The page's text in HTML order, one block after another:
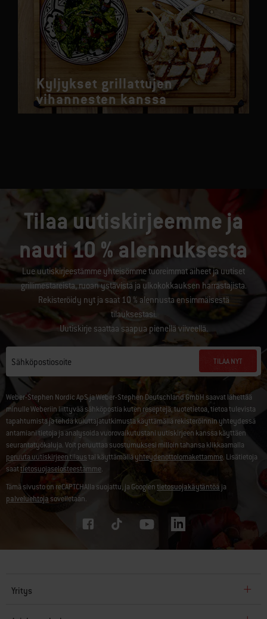
Kyljykset grillattujen
vihannesten kanssa
Tilaa uutiskirjeemme ja
nauti 10 % alennuksesta
Lue uutiskirjeestämme yhteisömme tuoreimmat aiheet ja uutiset
grillimestareista, ruoan ystävistä ja ulkokokkauksen harrastajista.
Rekisteröidy nyt ja saat 10 % alennusta ensimmäisestä
tilauksestasi.
Uutiskirje saattaa saapua pienellä viiveellä.
Sähköpostiosoite TILAA NYT
Weber-Stephen Nordic ApS ja Weber-Stephen Deutschland GmbH saavat lähettää
minulle Weberiin liittyvää sähköpostia kuten reseptejä, tuotetietoa, tietoa tulevista
tapahtumista ja tehdä kuluttajatutkimusta käyttämällä rekisteröinnin yhteydessä
antamiani tietoja ja analysoida vuorovaikutustani uutiskirjeen kanssa käyttäen
seurantatyökaluja. Voit peruuttaa suostumuksesi milloin tahansa klikkaamalla
peruuta uutiskirjeen tilaustai käyttämälläyhteydenottolomakettamme. Lisätietoja
saattietosuojaselosteestamme.
Tämä sivusto on reCAPTCHAlla suojattu, ja Googlentietosuojakäytäntöä ja
palveluehtoja sovelletaan.
Yritys